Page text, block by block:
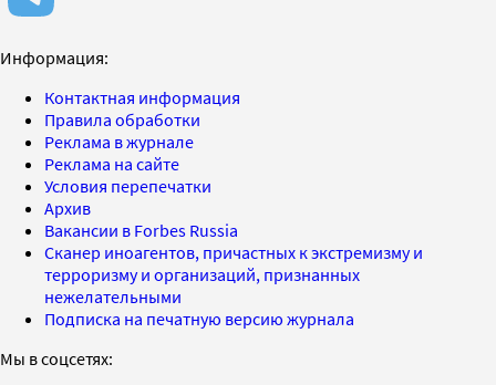
Информация:
Контактная информация
Правила обработки
Реклама в журнале
Реклама на сайте
Условия перепечатки
Архив
Вакансии в Forbes Russia
Сканер иноагентов, причастных к экстремизму и
терроризму и организаций, признанных
нежелательными
Подписка на печатную версию журнала
Мы в соцсетях: